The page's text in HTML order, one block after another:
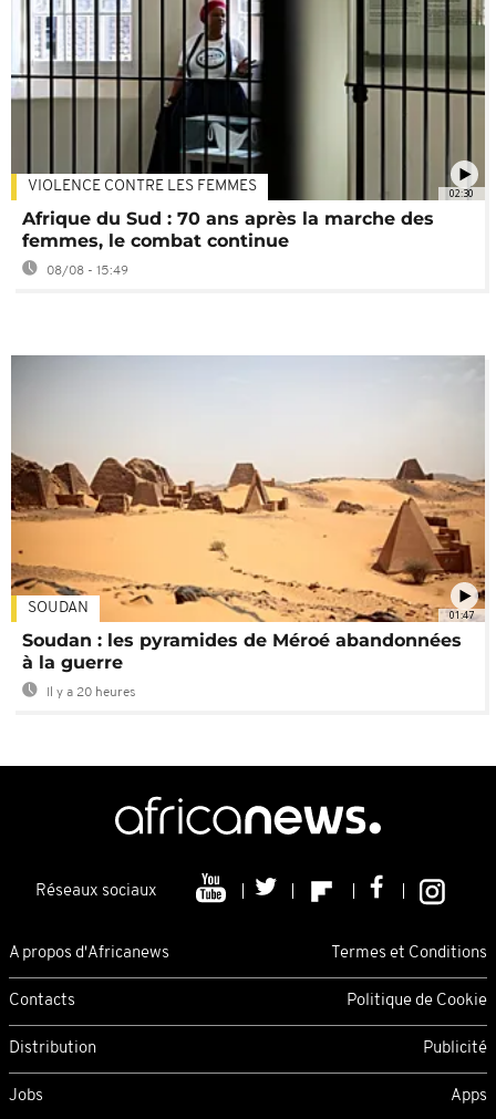
02:30
VIOLENCE CONTRE LES FEMMES
Afrique du Sud : 70 ans après la marche des
femmes, le combat continue
08/08 - 15:49
01:47
SOUDAN
Soudan : les pyramides de Méroé abandonnées
à la guerre
Il y a 20 heures
Réseaux sociaux
A propos d'Africanews Termes et Conditions
Contacts Politique de Cookie
Distribution Publicité
Jobs Apps